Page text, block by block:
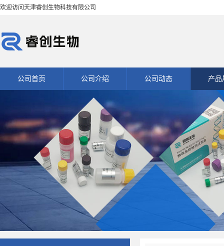
欢迎访问天津睿创生物科技有限公司
公司首页 公司介绍 公司动态 产品